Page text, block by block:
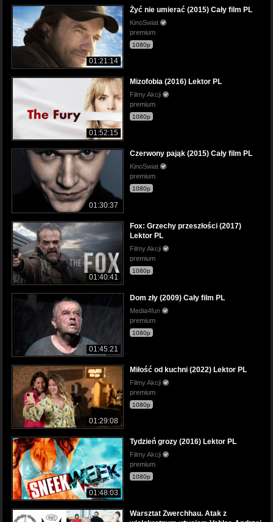
01:21:14
Żyć nie umierać (2015) Cały film PL
KinoSwiat
premium
1080p
01:52:15
Mizofobia (2016) Lektor PL
Filmy Akcji
premium
1080p
01:30:37
Czerwony pająk (2015) Cały film PL
KinoSwiat
premium
1080p
01:40:41
Fox: Grzechy przeszłości (2017)
Lektor PL
Filmy Akcji
premium
1080p
01:45:21
Dom zły (2009) Cały film PL
Media4fun
premium
1080p
01:29:08
Miłość od kuchni (2022) Lektor PL
Filmy Akcji
premium
1080p
01:48:03
Tydzień grozy (2016) Lektor PL
Filmy Akcji
premium
1080p
Warsztat Zwerchhau. Atak z